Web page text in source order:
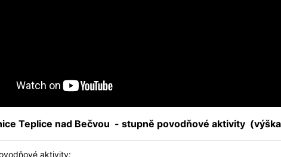
Teplice nad Bečvou - stupně povodňové aktivity
aktivity: